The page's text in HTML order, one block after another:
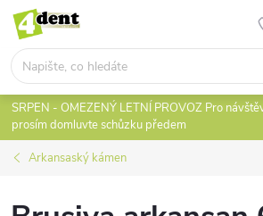
Přejít
obsah
SRPEN - OMEZENÝ LETNÍ PROVOZ Pro
prosím domluvte schůzku předem
Arkansaský kámen